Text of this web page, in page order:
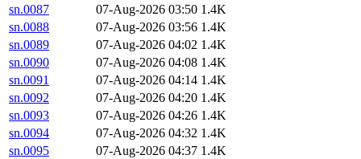
sn.0087
07-Aug-2026 03:50 1.4K
sn.0088
07-Aug-2026 03:56 1.4K
sn.0089
07-Aug-2026 04:02 1.4K
sn.0090
07-Aug-2026 04:08 1.4K
sn.0091
07-Aug-2026 04:14 1.4K
sn.0092
07-Aug-2026 04:20 1.4K
sn.0093
07-Aug-2026 04:26 1.4K
sn.0094
07-Aug-2026 04:32 1.4K
sn.0095
07-Aug-2026 04:37 1.4K